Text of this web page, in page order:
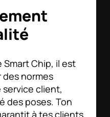
Chip, il est
normes
client,
des poses. Ton